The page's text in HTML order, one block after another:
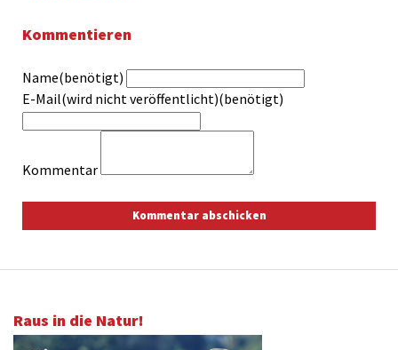
Kommentieren
Name(benötigt)
E-Mail(wird nicht veröffentlicht)(benötigt)
Kommentar
Raus in die Natur!